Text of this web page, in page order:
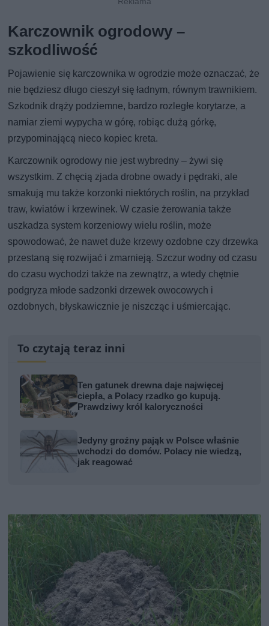
Karczownik ogrodowy –
szkodliwość
Pojawienie się karczownika w ogrodzie może oznaczać, że
nie będziesz długo cieszył się ładnym, równym trawnikiem.
Szkodnik drąży podziemne, bardzo rozległe korytarze, a
namiar ziemi wypycha w górę, robiąc dużą górkę,
przypominającą nieco kopiec kreta.
Karczownik ogrodowy nie jest wybredny – żywi się
wszystkim. Z chęcią zjada drobne owady i pędraki, ale
smakują mu także korzonki niektórych roślin, na przykład
traw, kwiatów i krzewinek. W czasie żerowania także
uszkadza system korzeniowy wielu roślin, może
spowodować, że nawet duże krzewy ozdobne czy drzewka
przestaną się rozwijać i zmarnieją. Szczur wodny od czasu
do czasu wychodzi także na zewnątrz, a wtedy chętnie
podgryza młode sadzonki drzewek owocowych i
ozdobnych, błyskawicznie je niszcząc i uśmiercając.
To czytają teraz inni
Ten gatunek drewna daje najwięcej
ciepła, a Polacy rzadko go kupują.
Prawdziwy król kaloryczności
Jedyny groźny pająk w Polsce właśnie
wchodzi do domów. Polacy nie wiedzą,
jak reagować